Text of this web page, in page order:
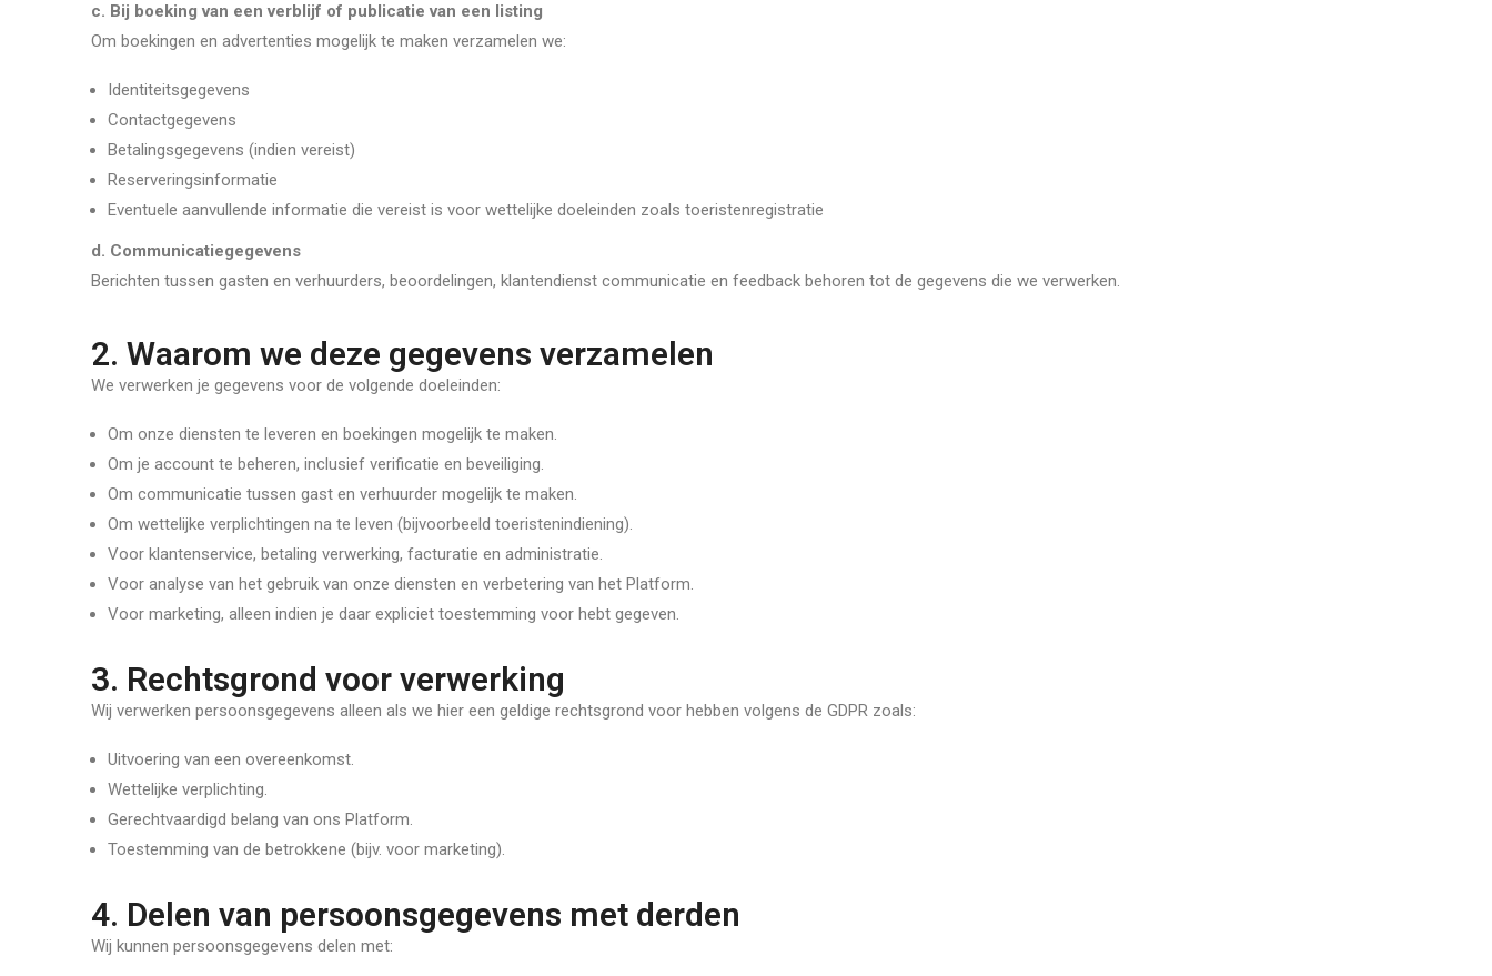
c. Bij boeking van een verblijf of publicatie van een listing
Om boekingen en advertenties mogelijk te maken verzamelen we:
Identiteitsgegevens
Contactgegevens
Betalingsgegevens (indien vereist)
Reserveringsinformatie
Eventuele aanvullende informatie die vereist is voor wettelijke doeleinden zoals toeristenregistratie
d. Communicatiegegevens
Berichten tussen gasten en verhuurders, beoordelingen, klantendienst communicatie en feedback behoren tot de gegevens die we verwerken.
2. Waarom we deze gegevens verzamelen
We verwerken je gegevens voor de volgende doeleinden:
Om onze diensten te leveren en boekingen mogelijk te maken.
Om je account te beheren, inclusief verificatie en beveiliging.
Om communicatie tussen gast en verhuurder mogelijk te maken.
Om wettelijke verplichtingen na te leven (bijvoorbeeld toeristenindiening).
Voor klantenservice, betaling verwerking, facturatie en administratie.
Voor analyse van het gebruik van onze diensten en verbetering van het Platform.
Voor marketing, alleen indien je daar expliciet toestemming voor hebt gegeven.
3. Rechtsgrond voor verwerking
Wij verwerken persoonsgegevens alleen als we hier een geldige rechtsgrond voor hebben volgens de GDPR zoals:
Uitvoering van een overeenkomst.
Wettelijke verplichting.
Gerechtvaardigd belang van ons Platform.
Toestemming van de betrokkene (bijv. voor marketing).
4. Delen van persoonsgegevens met derden
Wij kunnen persoonsgegevens delen met: